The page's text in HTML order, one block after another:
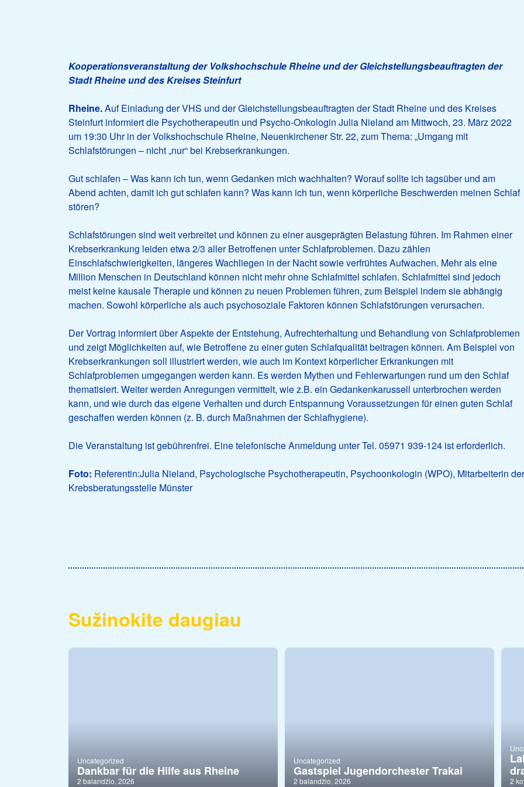
Kooperationsveranstaltung der Volkshochschule Rheine und der Gleichstellungsbeauftragten der
Stadt Rheine und des Kreises Steinfurt
Rheine.Auf Einladung der VHS und der Gleichstellungsbeauftragten der Stadt Rheine und des Kreises
Steinfurt informiert die Psychotherapeutin und Psycho-Onkologin Julia Nieland am Mittwoch, 23. März 2022
um 19:30 Uhr in der Volkshochschule Rheine, Neuenkirchener Str. 22, zum Thema: „Umgang mit
Schlafstörungen – nicht „nur“ bei Krebserkrankungen.
Gut schlafen – Was kann ich tun, wenn Gedanken mich wachhalten? Worauf sollte ich tagsüber und am
Abend achten, damit ich gut schlafen kann? Was kann ich tun, wenn körperliche Beschwerden meinen Schlaf
stören?
Schlafstörungen sind weit verbreitet und können zu einer ausgeprägten Belastung führen. Im Rahmen einer
Krebserkrankung leiden etwa 2/3 aller Betroffenen unter Schlafproblemen. Dazu zählen
Einschlafschwierigkeiten, längeres Wachliegen in der Nacht sowie verfrühtes Aufwachen. Mehr als eine
Million Menschen in Deutschland können nicht mehr ohne Schlafmittel schlafen. Schlafmittel sind jedoch
meist keine kausale Therapie und können zu neuen Problemen führen, zum Beispiel indem sie abhängig
machen. Sowohl körperliche als auch psychosoziale Faktoren können Schlafstörungen verursachen.
Der Vortrag informiert über Aspekte der Entstehung, Aufrechterhaltung und Behandlung von Schlafproblemen
und zeigt Möglichkeiten auf, wie Betroffene zu einer guten Schlafqualität beitragen können. Am Beispiel von
Krebserkrankungen soll illustriert werden, wie auch im Kontext körperlicher Erkrankungen mit
Schlafproblemen umgegangen werden kann. Es werden Mythen und Fehlerwartungen rund um den Schlaf
thematisiert. Weiter werden Anregungen vermittelt, wie z.B. ein Gedankenkarussell unterbrochen werden
kann, und wie durch das eigene Verhalten und durch Entspannung Voraussetzungen für einen guten Schlaf
geschaffen werden können (z. B. durch Maßnahmen der Schlafhygiene).
Die Veranstaltung ist gebührenfrei. Eine telefonische Anmeldung unter Tel. 05971 939-124 ist erforderlich.
Foto: Referentin:Julia Nieland, Psychologische Psychotherapeutin, Psychoonkologin (WPO), Mitarbeiterin der
Krebsberatungsstelle Münster
Sužinokite daugiau
Uncategorized
Dankbar für die Hilfe aus Rheine
2 balandžio, 2026
Uncategorized
Gastspiel Jugendorchester Trakai
2 balandžio, 2026 2